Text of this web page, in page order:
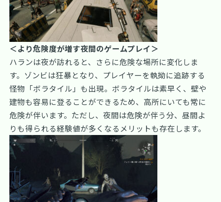
＜より危険度が増す夜間のゲームプレイ＞
ハランは夜が訪れると、さらに危険な場所に変化しま
す。ゾンビは狂暴となり、プレイヤーを執拗に追跡する
怪物「ボラタイル」も出現。ボラタイルは素早く、壁や
建物も容易に登ることができるため、高所にいても常に
危険が伴います。ただし、夜間は危険が伴う分、昼間よ
りも得られる経験値が多くなるメリットも存在します。